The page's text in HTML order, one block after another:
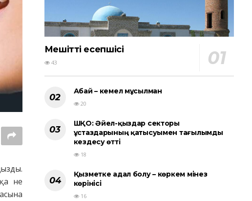
не
Мешіттің есепшісі
43
Абай – кемел мұсылман
20
ШҚО: Әйел-қыздар секторы
ұстаздарының қатысуымен тағылымды
кездесу өтті
18
Қызметке адал болу – көркем мінез
көрінісі
16